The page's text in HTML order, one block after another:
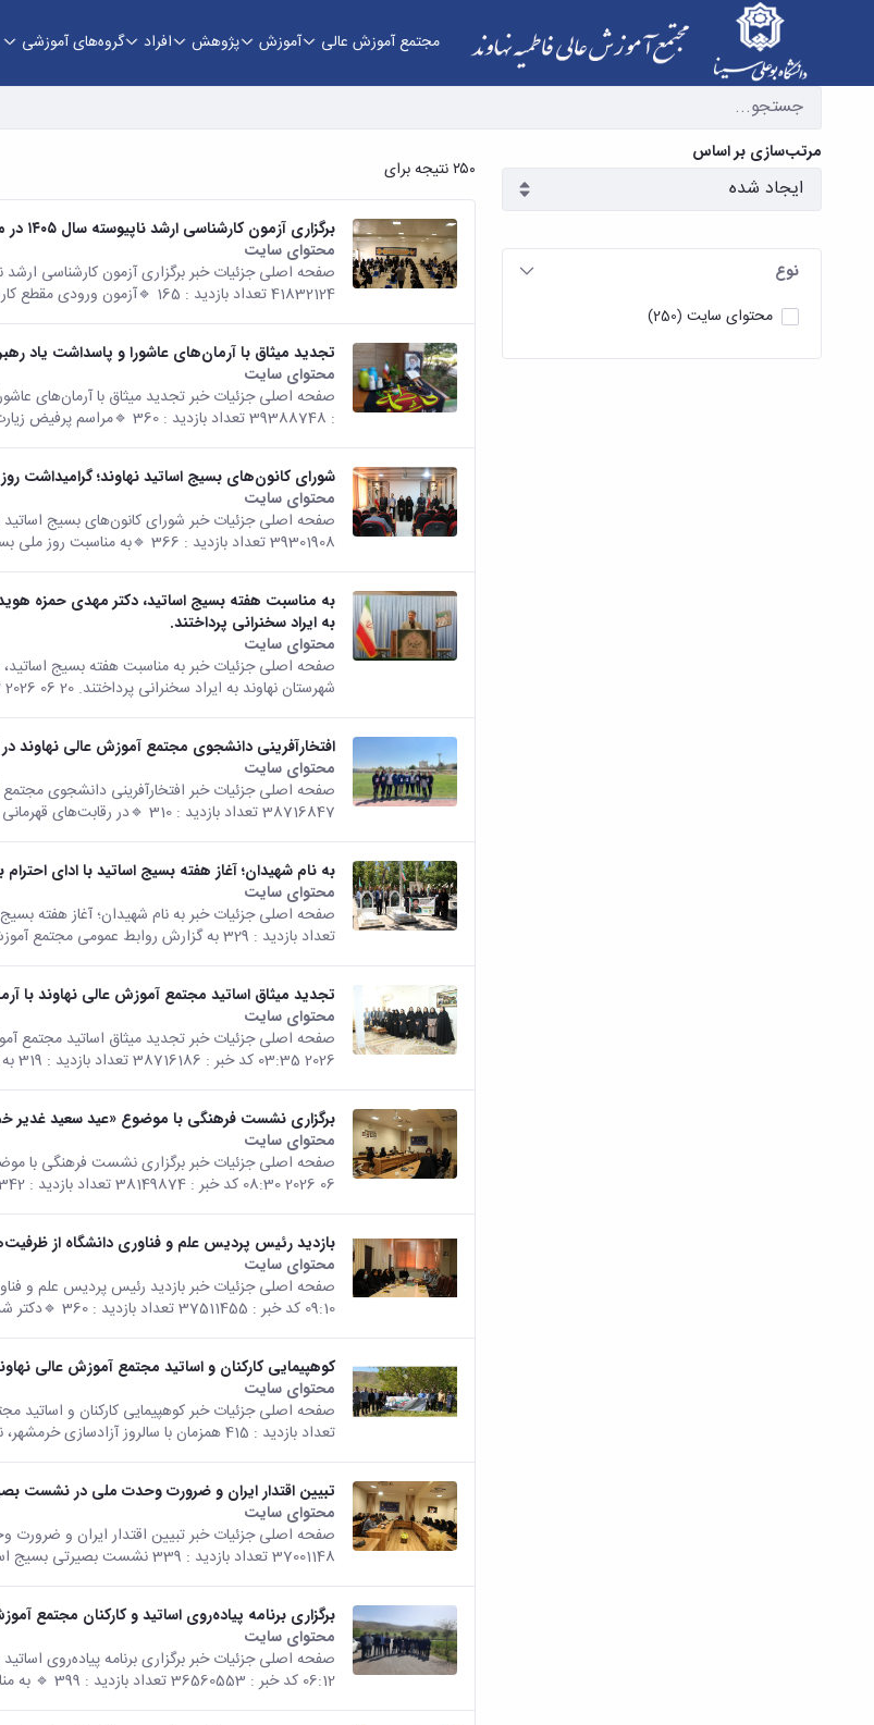
مجتمع آموزش عالی آموزش پژوهش افراد گروه‌های آموزشی
آرشیو اخبار - مجتمع آموزش عالی فاطمیه نهاوند
مرتب‌سازی بر اساس
نوع
محتوای سایت (250)
۲۵۰ نتیجه برای
برگزاری آزمون کارشناسی ارشد ناپیوسته سال ۱۴۰۵ در مجتمع آموزش عالی نهاوند
محتوای سایت
41832124 تعداد بازدید : 165 🔹️آزمون ورودی مقطع کارشناسی ارشد ناپیوسته سال...
تجدید میثاق با آرمان‌های عاشورا و پاسداشت یاد
محتوای سایت
: 39388748 تعداد بازدید : 360 🔹️مراسم پرفیض زیارت عاشورا همزمان با...
شورای کانون‌های بسیج اساتید نهاوند؛ گرامیداشت
محتوای سایت
39301908 تعداد بازدید : 366 🔹️به مناسبت روز ملی بسیج اساتید و...
به ایراد سخنرانی پرداختند.
محتوای سایت
شهرستان نهاوند به ایراد سخنرانی پرداختند. 20 06 2026 08:32 کد خبر :...
افتخارآفرینی دانشجوی مجتمع آموزش عالی نهاوند
محتوای سایت
38716847 تعداد بازدید : 310 🔹️در رقابت‌های قهرمانی ورزش منطقه ۴ کشور در...
به نام شهیدان؛ آغاز هفته بسیج اساتید با ادای
محتوای سایت
تعداد بازدید : 329 به گزارش روابط عمومی مجتمع آموزش عالی نهاوند،...
تجدید میثاق اساتید مجتمع آموزش عالی نهاوند
محتوای سایت
2026 03:35 کد خبر : 38716186 تعداد بازدید : 319 به گزارش کانون بسیج...
برگزاری نشست فرهنگی با موضوع «عید سعید غدیر خم» روز چهارشنبه ۱۳ خردادماه
محتوای سایت
06 2026 08:30 کد خبر : 38149874 تعداد بازدید : 342 در این نشست،...
بازدید رئیس پردیس علم و فناوری دانشگاه از
محتوای سایت
09:10 کد خبر : 37511455 تعداد بازدید : 360 🔹️دکتر شدیدی، رئیس پردیس علم و...
کوهپیمایی کارکنان و اساتید مجتمع آموزش عالی
محتوای سایت
تعداد بازدید : 415 همزمان با سالروز آزادسازی خرمشهر، نماد ایستادگی،...
تبیین اقتدار ایران و ضرورت وحدت ملی در نشست
محتوای سایت
37001148 تعداد بازدید : 339 نشست بصیرتی بسیج اساتید مجتمع آموزش عالی نهاوند با...
برگزاری برنامه پیاده‌روی اساتید و کارکنان مجتمع
محتوای سایت
06:12 کد خبر : 36560553 تعداد بازدید : 399 🔹️ به مناسبت فرارسیدن...